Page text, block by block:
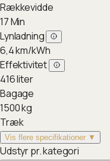
Rækkevidde
17Min
Lynladning
6,4km/kWh
Effektivitet
416liter
Bagage
1500kg
Træk
Vis flere specifikationer ▼
Udstyr pr. kategori